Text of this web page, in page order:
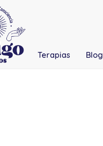
Terapias Blog